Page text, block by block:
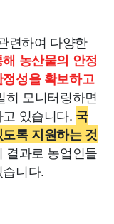
련하여 다양한
농산물의 안정
성을 확보하고
히 모니터링하면
있습니다. 국
록 지원하는 것
결과로 농업인들
니다.